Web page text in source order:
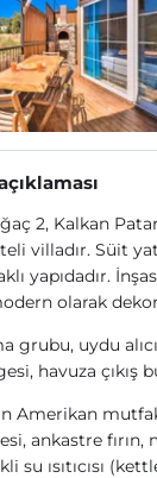
2, Kalkan
villadır. Süit
yapıdadır.
olarak
grubu, uydu
havuza çıkış
Amerikan
ankastre fırın,
su ısıtıcısı